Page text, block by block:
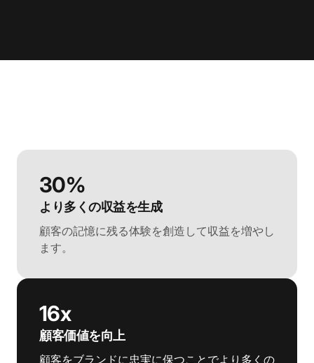
30%
より多くの収益を生成
顧客の記憶に残る体験を創造して収益を増やし
ます。
16x
顧客価値を向上
顧客をブランドに忠実に保つことでより多くの